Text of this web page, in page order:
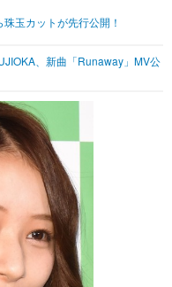
ブログ
その他
玉カットが先行公開！
、新曲「Runaway」MV公